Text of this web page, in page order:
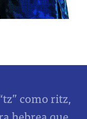
como ritz,